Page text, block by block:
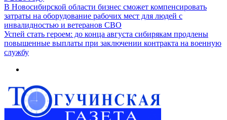
В Новосибирской области бизнес сможет компенсировать
затраты на оборудование рабочих мест для людей с
инвалидностью и ветеранов СВО
Успей стать героем: до конца августа сибирякам продлены
повышенные выплаты при заключении контракта на военную
службу